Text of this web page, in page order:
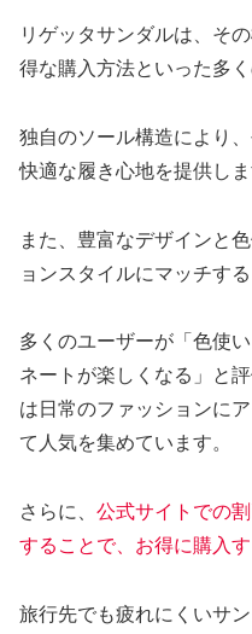
リゲッタサンダルは、そ
得な購入方法といった多
独自のソール構造により
快適な履き心地を提供しま
また、豊富なデザインと
ョンスタイルにマッチす
多くのユーザーが「色使
ネートが楽しくなる」と
は日常のファッションに
て人気を集めています。
さらに、 公式サイトでの
することで、お得に購入
旅行先でも疲れにくいサ